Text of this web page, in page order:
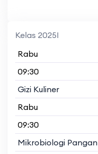
Kelas 2025I
Rabu
09:30
Gizi Kuliner
Rabu
09:30
Mikrobiologi Pangan